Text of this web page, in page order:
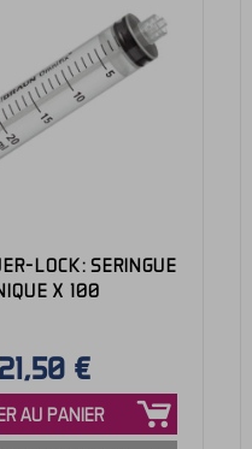
LOCK: SERINGUE
X 100
21,50 €
AU PANIER